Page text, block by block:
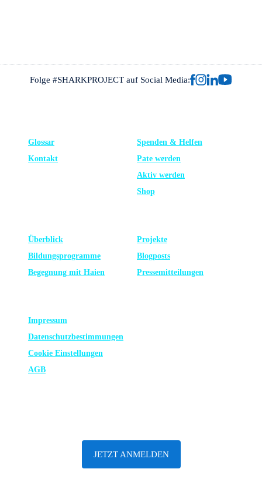
Folge #SHARKPROJECT auf Social Media:
Glossar
Kontakt
Spenden & Helfen
Pate werden
Aktiv werden
Shop
Überblick
Bildungsprogramme
Begegnung mit Haien
Projekte
Blogposts
Presse­mitteilungen
Impressum
Datenschutz­bestimmungen
Cookie Einstellungen
AGB
JETZT ANMELDEN